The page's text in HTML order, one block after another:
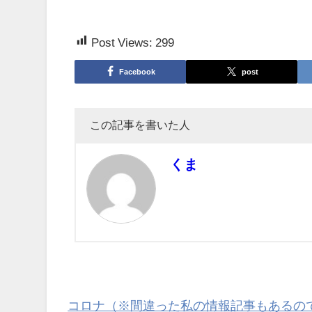
Post Views: 299
Facebook post
この記事を書いた人
くま
コロナ（※間違った私の情報記事もあるの